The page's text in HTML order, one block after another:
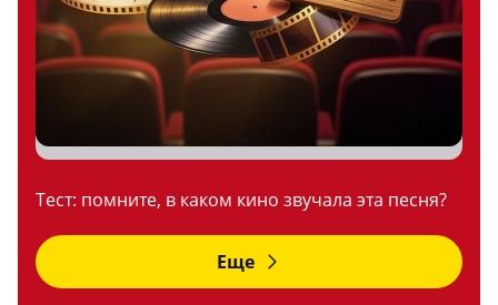
Тест: помните, в каком кино звучала эта песня?
Еще